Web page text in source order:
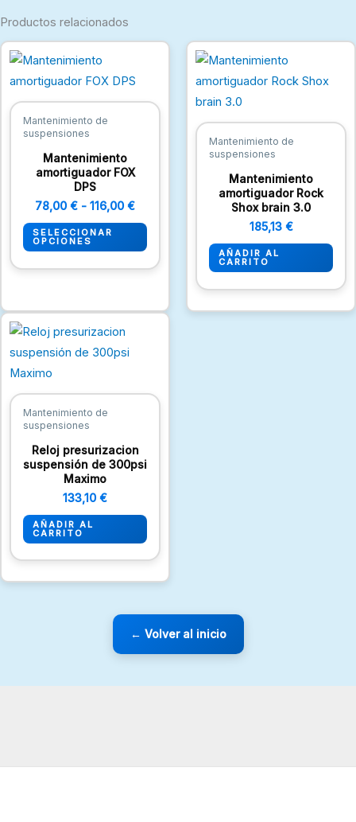
Productos relacionados
Mantenimiento de
suspensiones
Mantenimiento
amortiguador FOX
DPS
78,00 € - 116,00 €
Rango
precios:
78,00 €
SELECCIONAR
OPCIONES
múltiples
variantes.
en
Mantenimiento de
suspensiones
Mantenimiento
amortiguador Rock
Shox brain 3.0
185,13 €
AÑADIR AL
CARRITO
Mantenimiento de
suspensiones
Reloj presurizacion
suspensión de 300psi
Maximo
133,10 €
AÑADIR AL
CARRITO
← Volver al inicio